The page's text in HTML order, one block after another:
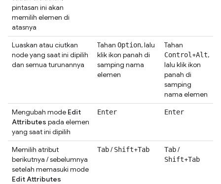
pintasan ini akan
memilih elemen di
atasnya
Luaskan atau ciutkan
node yang saat ini dipilih
dan semua turunannya
Tahan Option, lalu
klik ikon panah di
samping nama
elemen
Tahan
Control +Alt,
lalu klik ikon
panah di
samping
nama elemen
Mengubah mode Edit
Attributes pada elemen
yang saat ini dipilih
Enter Enter
Memilih atribut
berikutnya / sebelumnya
setelah memasuki mode
Edit Attributes
Tab/ Shift+Tab Tab/
Shift+Tab